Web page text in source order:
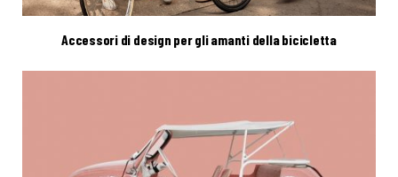
Accessori di design per gli amanti della bicicletta